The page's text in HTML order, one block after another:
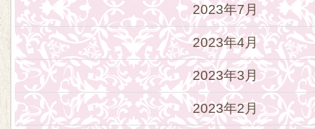
2023年7月
2023年4月
2023年3月
2023年2月